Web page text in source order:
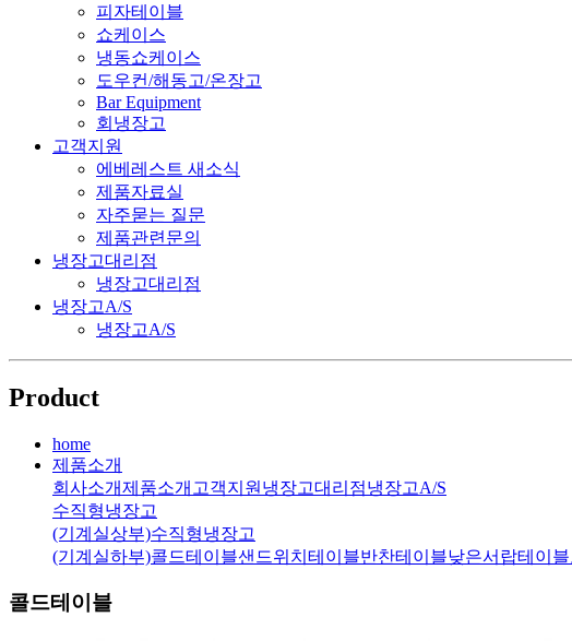
피자테이블
쇼케이스
냉동쇼케이스
도우컨/해동고/온장고
Bar Equipment
회냉장고
고객지원
에베레스트 새소식
제품자료실
자주묻는 질문
제품관련문의
냉장고대리점
냉장고대리점
냉장고A/S
냉장고A/S
Product
home
제품소개
회사소개제품소개 고객지원 냉장고대리점냉장고A/S
수직형냉장고
(기계실상부)수직형냉장고
(기계실하부)콜드테이블샌드위치테이블반찬테이블낮은서랍테이블
콜드테이블